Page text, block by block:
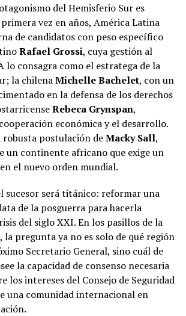
del Hemisferio Sur es
vez en años, América Latina
de candidatos con peso específico
Rafael Grossi, cuya gestión al
lo consagra como el estratega de la
la chilenaMichelle Bachelet, con un
en la defensa de los derechos
Rebeca Grynspan,
económica y el desarrollo.
robusta postulación deMacky Sall,
un continente africano que exige un
el nuevo orden mundial.
sucesor será titánico: reformar una
de la posguerra para hacerla
del siglo XXI. En los pasillos de la
la pregunta ya no es solo de qué región
Secretario General, sino cuál de
la capacidad de consenso necesaria
los intereses del Consejo de Seguridad
una comunidad internacional en